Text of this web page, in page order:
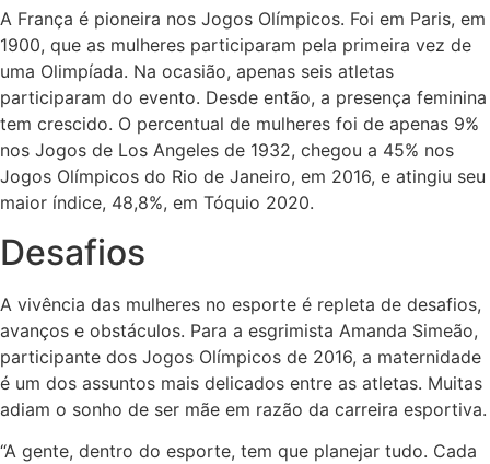
A França é pioneira nos Jogos Olímpicos. Foi em Paris, em
1900, que as mulheres participaram pela primeira vez de
uma Olimpíada. Na ocasião, apenas seis atletas
participaram do evento. Desde então, a presença feminina
tem crescido. O percentual de mulheres foi de apenas 9%
nos Jogos de Los Angeles de 1932, chegou a 45% nos
Jogos Olímpicos do Rio de Janeiro, em 2016, e atingiu seu
maior índice, 48,8%, em Tóquio 2020.
Desafios
A vivência das mulheres no esporte é repleta de desafios,
avanços e obstáculos. Para a esgrimista Amanda Simeão,
participante dos Jogos Olímpicos de 2016, a maternidade
é um dos assuntos mais delicados entre as atletas. Muitas
adiam o sonho de ser mãe em razão da carreira esportiva.
“A gente, dentro do esporte, tem que planejar tudo. Cada